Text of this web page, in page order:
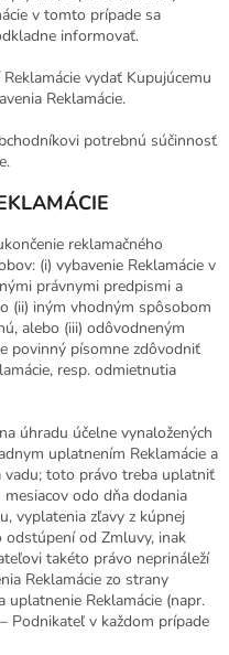
v tomto prípade sa
informovať.
vydať Kupujúcemu
Reklamácie.
potrebnú súčinnosť
reklamačného
(i) vybavenie Reklamácie v
právnymi predpismi a
(ii) iným vhodným spôsobom
alebo (iii) odôvodneným
povinný písomne zdôvodniť
resp. odmietnutia
úhradu účelne vynaložených
uplatnením Reklamácie a
vadu; toto právo treba uplatniť
odo dňa dodania
vyplatenia zľavy z kúpnej
odstúpení od Zmluvy, inak
takéto právo neprináleží
Reklamácie zo strany
uplatnenie Reklamácie (napr.
Podnikateľ v každom prípade